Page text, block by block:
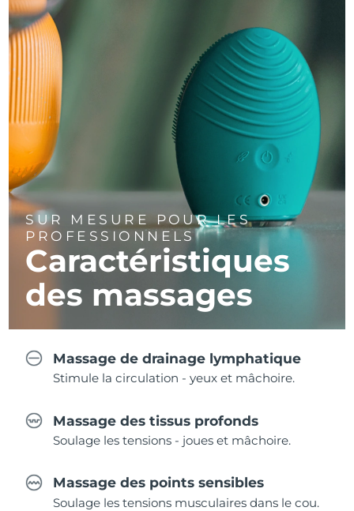
SUR MESURE POUR LES
PROFESSIONNELS
Caractéristiques
des massages
Massage de drainage lymphatique
Stimule la circulation - yeux et mâchoire.
Massage des tissus profonds
Soulage les tensions - joues et mâchoire.
Massage des points sensibles
Soulage les tensions musculaires dans le cou.